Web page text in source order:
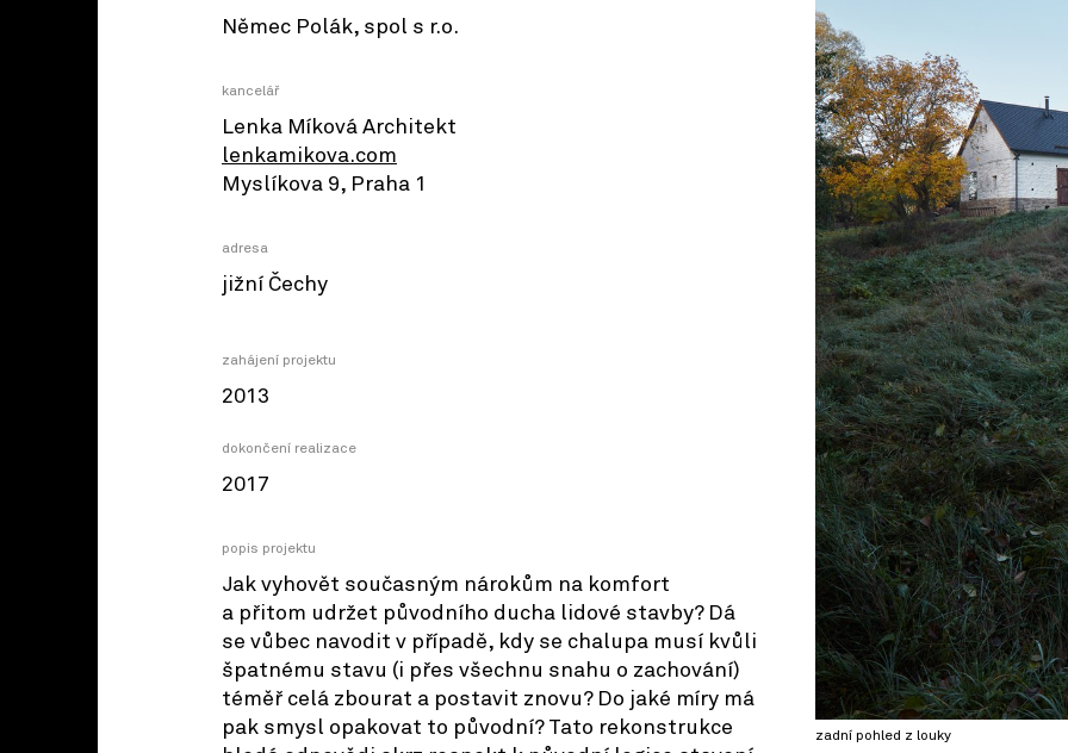
Němec Polák, spol s r.o.
kancelář
Lenka Míková Architekt
lenkamikova.com
Myslíkova 9, Praha 1
adresa
jižní Čechy
zahájení projektu
2013
dokončení realizace
2017
popis projektu
Jak vyhovět současným nárokům na komfort
a přitom udržet původního ducha lidové stavby? Dá
se vůbec navodit v případě, kdy se chalupa musí kvůli
špatnému stavu (i přes všechnu snahu o zachování)
téměř celá zbourat a postavit znovu? Do jaké míry má
pak smysl opakovat to původní? Tato rekonstrukce
zadní pohled z louky